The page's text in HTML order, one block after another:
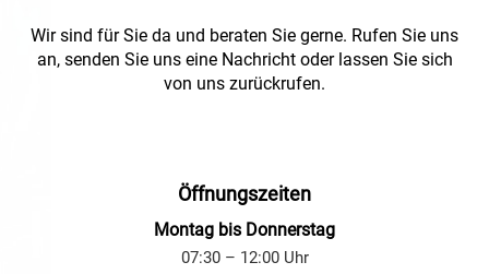
Wir sind für Sie da und beraten Sie gerne. Rufen Sie uns
an, senden Sie uns eine Nachricht oder lassen Sie sich
von uns zurückrufen.
Öffnungszeiten
Montag bis Donnerstag
07:30 – 12:00 Uhr